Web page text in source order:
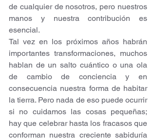
de cualquier de nosotros, pero nuestros
manos y nuestra contribución es
esencial.
Tal vez en los próximos años habrán
importantes transformaciones, muchos
hablan de un salto cuántico o una ola
de cambio de conciencia y en
consecuencia nuestra forma de habitar
la tierra. Pero nada de eso puede ocurrir
si no cuidamos las cosas pequeñas;
hay que celebrar hasta los fracasos que
conforman nuestra creciente sabiduría